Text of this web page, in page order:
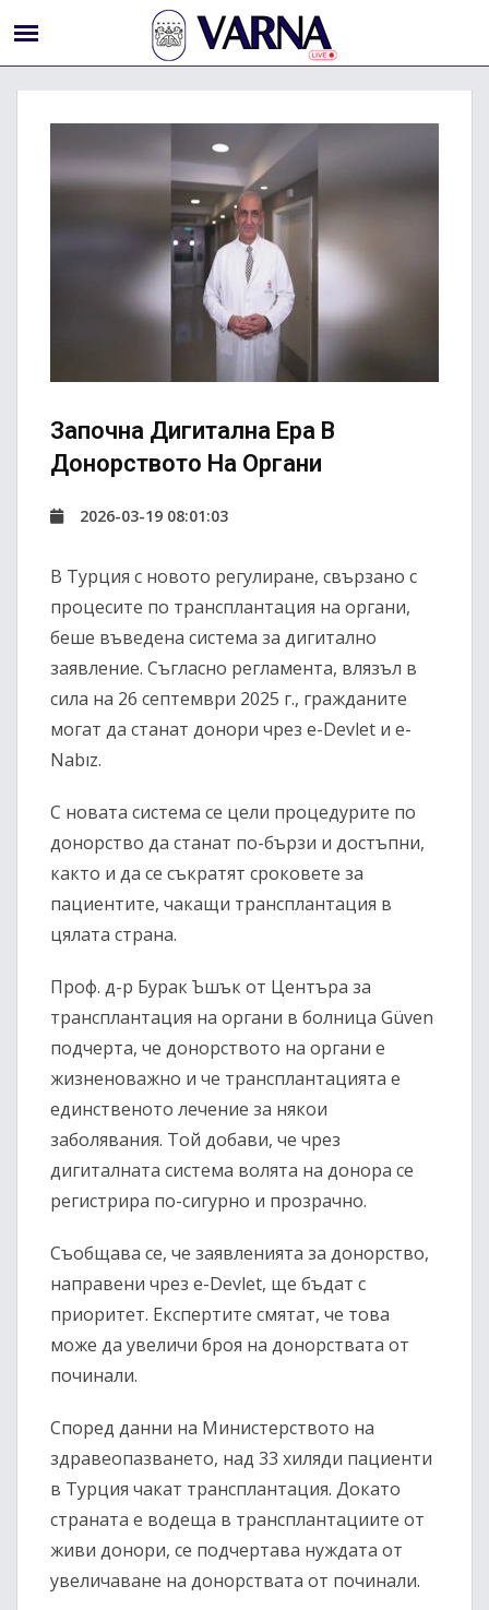
Започна Дигитална Ера В
Донорството На Органи
2026-03-19 08:01:03
В Турция с новото регулиране, свързано с
процесите по трансплантация на органи,
беше въведена система за дигитално
заявление. Съгласно регламента, влязъл в
сила на 26 септември 2025 г., гражданите
могат да станат донори чрез e-Devlet и e-
Nabız.
С новата система се цели процедурите по
донорство да станат по-бързи и достъпни,
както и да се съкратят сроковете за
пациентите, чакащи трансплантация в
цялата страна.
Проф. д-р Бурак Ъшък от Центъра за
трансплантация на органи в болница Güven
подчерта, че донорството на органи е
жизненоважно и че трансплантацията е
единственото лечение за някои
заболявания. Той добави, че чрез
дигиталната система волята на донора се
регистрира по-сигурно и прозрачно.
Съобщава се, че заявленията за донорство,
направени чрез e-Devlet, ще бъдат с
приоритет. Експертите смятат, че това
може да увеличи броя на донорствата от
починали.
Според данни на Министерството на
здравеопазването, над 33 хиляди пациенти
в Турция чакат трансплантация. Докато
страната е водеща в трансплантациите от
живи донори, се подчертава нуждата от
увеличаване на донорствата от починали.